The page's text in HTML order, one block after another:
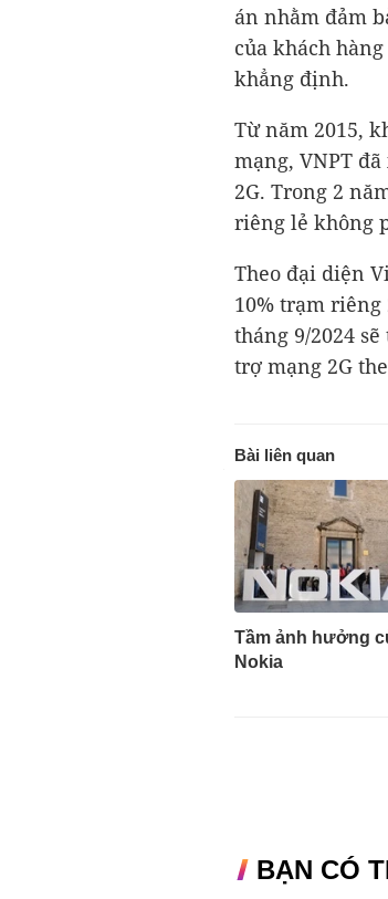
án nhằm đảm
của khách
khẳng định.
Từ năm 2015,
mạng, VNPT
2G. Trong 2
riêng lẻ không
Theo đại diện
10% trạm riêng
tháng 9/2024
trợ mạng 2G
Bài liên quan
Tầm ảnh hưởng
Nokia
BẠN CÓ